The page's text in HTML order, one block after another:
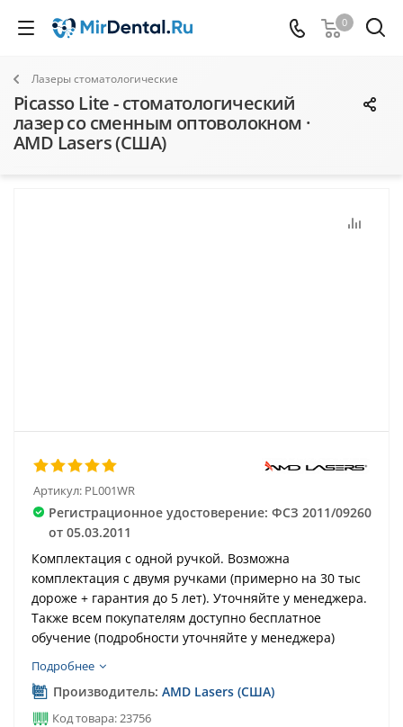
0
Лазеры стоматологические
Picasso Lite - стоматологический
лазер со сменным оптоволокном ·
AMD Lasers (США)
Артикул: PL001WR
Регистрационное удостоверение: ФСЗ 2011/09260
от 05.03.2011
Комплектация с одной ручкой. Возможна
комплектация с двумя ручками (примерно на 30 тыс
дороже + гарантия до 5 лет). Уточняйте у менеджера.
Также всем покупателям доступно бесплатное
обучение (подробности уточняйте у менеджера)
Подробнее
Производитель: AMD Lasers (США)
Код товара: 23756